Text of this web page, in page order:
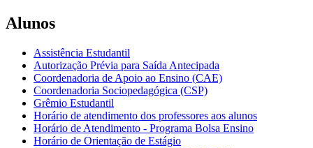
Alunos
Assistência Estudantil
Autorização Prévia para Saída Antecipada
Coordenadoria de Apoio ao Ensino (CAE)
Coordenadoria Sociopedagógica (CSP)
Grêmio Estudantil
Horário de atendimento dos professores aos alunos
Horário de Atendimento - Programa Bolsa Ensino
Horário de Orientação de Estágio